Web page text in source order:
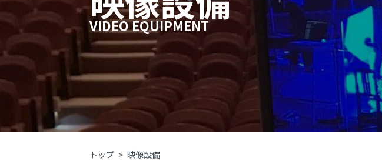
VIDEO EQUIPMENT
トップ > 映像設備